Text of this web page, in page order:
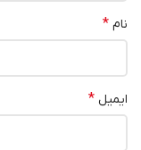
نام *
ایمیل *